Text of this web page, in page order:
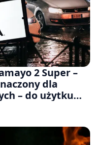
2 Super –
dla
– do użytku